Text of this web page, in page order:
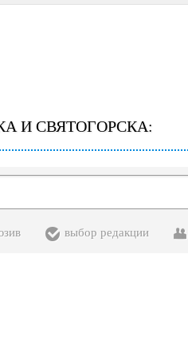
И СВЯТОГОРСКА:
выбор редакции